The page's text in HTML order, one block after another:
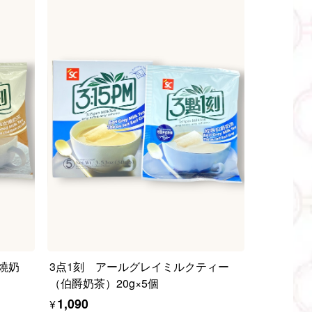
奶
3点1刻 アールグレイミルクティー
（伯爵奶茶）20g×5個
¥1,090